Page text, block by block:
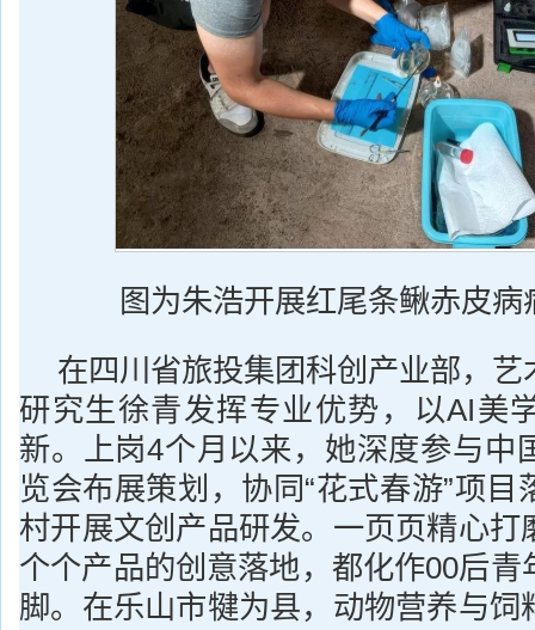
图为朱浩开展红尾条鳅赤皮
在四川省旅投集团科创产业部，
研究生徐青发挥专业优势，以AI美
新。上岗4个月以来，她深度参与中
览会布展策划，协同“花式春游”项
村开展文创产品研发。一页页精心打
个个产品的创意落地，都化作00后青
脚。在乐山市犍为县，动物营养与饲